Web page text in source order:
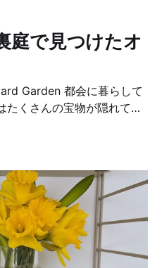
びに、私の想像力も刺激
Play That Sparks Kids’ Imag
庭で見つけたオ
会に暮らして
たくさんの宝物が隠れてい
ミュニティガーデンとは、
菜を育てたり、憩いの場を
す。アパート暮らしで個
ガーデンがあれば家庭菜園
ンのガーデンになっていま